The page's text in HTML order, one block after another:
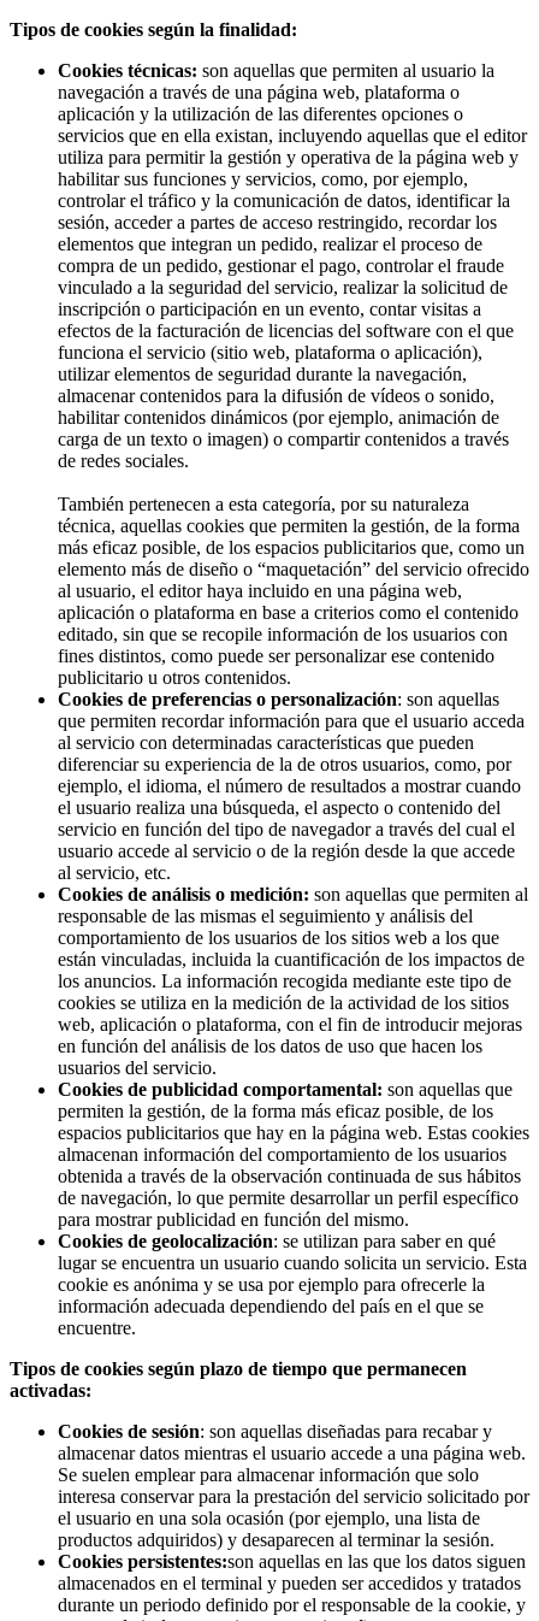
Tipos de cookies según la finalidad:
Cookies técnicas: son aquellas que permiten al usuario la
navegación a través de una página web, plataforma o
aplicación y la utilización de las diferentes opciones o
servicios que en ella existan, incluyendo aquellas que el editor
utiliza para permitir la gestión y operativa de la página web y
habilitar sus funciones y servicios, como, por ejemplo,
controlar el tráfico y la comunicación de datos, identificar la
sesión, acceder a partes de acceso restringido, recordar los
elementos que integran un pedido, realizar el proceso de
compra de un pedido, gestionar el pago, controlar el fraude
vinculado a la seguridad del servicio, realizar la solicitud de
inscripción o participación en un evento, contar visitas a
efectos de la facturación de licencias del software con el que
funciona el servicio (sitio web, plataforma o aplicación),
utilizar elementos de seguridad durante la navegación,
almacenar contenidos para la difusión de vídeos o sonido,
habilitar contenidos dinámicos (por ejemplo, animación de
carga de un texto o imagen) o compartir contenidos a través
de redes sociales.
También pertenecen a esta categoría, por su naturaleza
técnica, aquellas cookies que permiten la gestión, de la forma
más eficaz posible, de los espacios publicitarios que, como un
elemento más de diseño o “maquetación” del servicio ofrecido
al usuario, el editor haya incluido en una página web,
aplicación o plataforma en base a criterios como el contenido
editado, sin que se recopile información de los usuarios con
fines distintos, como puede ser personalizar ese contenido
publicitario u otros contenidos.
Cookies de preferencias o personalización: son aquellas
que permiten recordar información para que el usuario acceda
al servicio con determinadas características que pueden
diferenciar su experiencia de la de otros usuarios, como, por
ejemplo, el idioma, el número de resultados a mostrar cuando
el usuario realiza una búsqueda, el aspecto o contenido del
servicio en función del tipo de navegador a través del cual el
usuario accede al servicio o de la región desde la que accede
al servicio, etc.
Cookies de análisis o medición: son aquellas que permiten al
responsable de las mismas el seguimiento y análisis del
comportamiento de los usuarios de los sitios web a los que
están vinculadas, incluida la cuantificación de los impactos de
los anuncios. La información recogida mediante este tipo de
cookies se utiliza en la medición de la actividad de los sitios
web, aplicación o plataforma, con el fin de introducir mejoras
en función del análisis de los datos de uso que hacen los
usuarios del servicio.
Cookies de publicidad comportamental: son aquellas que
permiten la gestión, de la forma más eficaz posible, de los
espacios publicitarios que hay en la página web. Estas cookies
almacenan información del comportamiento de los usuarios
obtenida a través de la observación continuada de sus hábitos
de navegación, lo que permite desarrollar un perfil específico
para mostrar publicidad en función del mismo.
Cookies de geolocalización: se utilizan para saber en qué
lugar se encuentra un usuario cuando solicita un servicio. Esta
cookie es anónima y se usa por ejemplo para ofrecerle la
información adecuada dependiendo del país en el que se
encuentre.
Tipos de cookies según plazo de tiempo que permanecen
activadas:
Cookies de sesión: son aquellas diseñadas para recabar y
almacenar datos mientras el usuario accede a una página web.
Se suelen emplear para almacenar información que solo
interesa conservar para la prestación del servicio solicitado por
el usuario en una sola ocasión (por ejemplo, una lista de
productos adquiridos) y desaparecen al terminar la sesión.
Cookies persistentes:son aquellas en las que los datos siguen
almacenados en el terminal y pueden ser accedidos y tratados
durante un periodo definido por el responsable de la cookie, y